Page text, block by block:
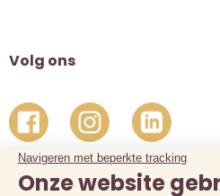
Volg ons